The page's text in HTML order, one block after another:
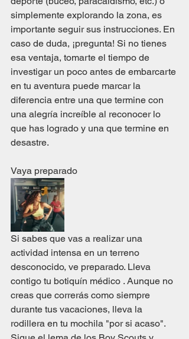
simplemente explorando la zona, es
importante seguir sus instrucciones. En
caso de duda, ¡pregunta! Si no tienes
esa ventaja, tomarte el tiempo de
investigar un poco antes de embarcarte
en tu aventura puede marcar la
diferencia entre una que termine con
una alegría increíble al reconocer lo
que has logrado y una que termine en
desastre.
Vaya preparado
Si sabes que vas a realizar una
actividad intensa en un terreno
desconocido, ve preparado. Lleva
contigo tu botiquín médico . Aunque no
creas que correrás como siempre
durante tus vacaciones, lleva la
rodillera en tu mochila "por si acaso".